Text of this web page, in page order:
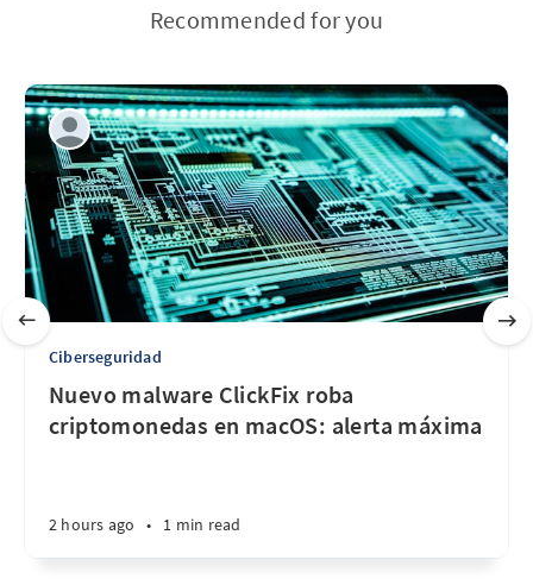
Recommended for you
Ciberseguridad
Nuevo malware ClickFix roba
criptomonedas en macOS: alerta máxima
2 hours ago • 1 min read